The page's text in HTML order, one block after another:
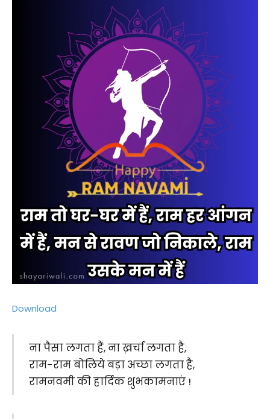
Download
ना पैसा लगता हैं, ना ख़र्चा लगता है,
राम-राम बोलिये बड़ा अच्छा लगता है,
रामनवमी की हार्दिक शुभकामनाएं !